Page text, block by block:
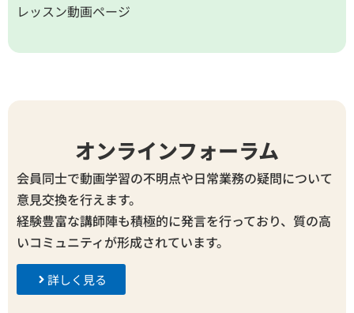
レッスン動画ページ
オンラインフォーラム
会員同士で動画学習の不明点や日常業務の疑問について
意見交換を行えます。
経験豊富な講師陣も積極的に発言を行っており、質の高
いコミュニティが形成されています。
詳しく見る